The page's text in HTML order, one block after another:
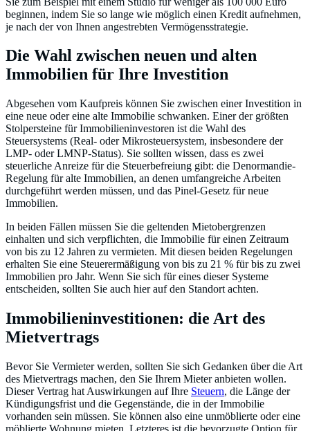
beginnen, indem Sie so lange wie möglich einen Kredit aufnehmen,
je nach der von Ihnen angestrebten Vermögensstrategie.
Die Wahl zwischen neuen und alten
Immobilien für Ihre Investition
Abgesehen vom Kaufpreis können Sie zwischen einer Investition in
eine neue oder eine alte Immobilie schwanken. Einer der größten
Stolpersteine für Immobilieninvestoren ist die Wahl des
Steuersystems (Real- oder Mikrosteuersystem, insbesondere der
LMP- oder LMNP-Status). Sie sollten wissen, dass es zwei
steuerliche Anreize für die Steuerbefreiung gibt: die Denormandie-
Regelung für alte Immobilien, an denen umfangreiche Arbeiten
durchgeführt werden müssen, und das Pinel-Gesetz für neue
Immobilien.
In beiden Fällen müssen Sie die geltenden Mietobergrenzen
einhalten und sich verpflichten, die Immobilie für einen Zeitraum
von bis zu 12 Jahren zu vermieten. Mit diesen beiden Regelungen
erhalten Sie eine Steuerermäßigung von bis zu 21 % für bis zu zwei
Immobilien pro Jahr. Wenn Sie sich für eines dieser Systeme
entscheiden, sollten Sie auch hier auf den Standort achten.
Immobilieninvestitionen: die Art des
Mietvertrags
Bevor Sie Vermieter werden, sollten Sie sich Gedanken über die Art
des Mietvertrags machen, den Sie Ihrem Mieter anbieten wollen.
Dieser Vertrag hat Auswirkungen auf Ihre Steuern, die Länge der
Kündigungsfrist und die Gegenstände, die in der Immobilie
vorhanden sein müssen. Sie können also eine unmöblierte oder eine